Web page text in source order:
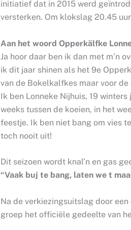
initiatief dat in 2015 werd
versterken. Om klokslag 20.45
Aan het woord Opperkälfke
Ja hoor daar ben ik dan met m’n
ik dit jaar shinen als het 9e
van de Bokelkalfkes maar voor
Ik ben Lonneke Nijhuis, 19
weeks tussen de koeien, in het
feestje. Ik ben niet bang om vies
toch nooit uit!
Dit seizoen wordt knal’n en gas
“Vaak buj te bang, laten we t
Na de verkiezingsuitslag door
groep het officiële gedeelte van